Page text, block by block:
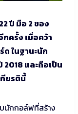
ปี มือ 2 ของ
ครั้ง เมื่อคว้า
ด ในฐานะนัก
และถือเป็น
ยรตินี้
นักกอล์ฟที่สร้าง